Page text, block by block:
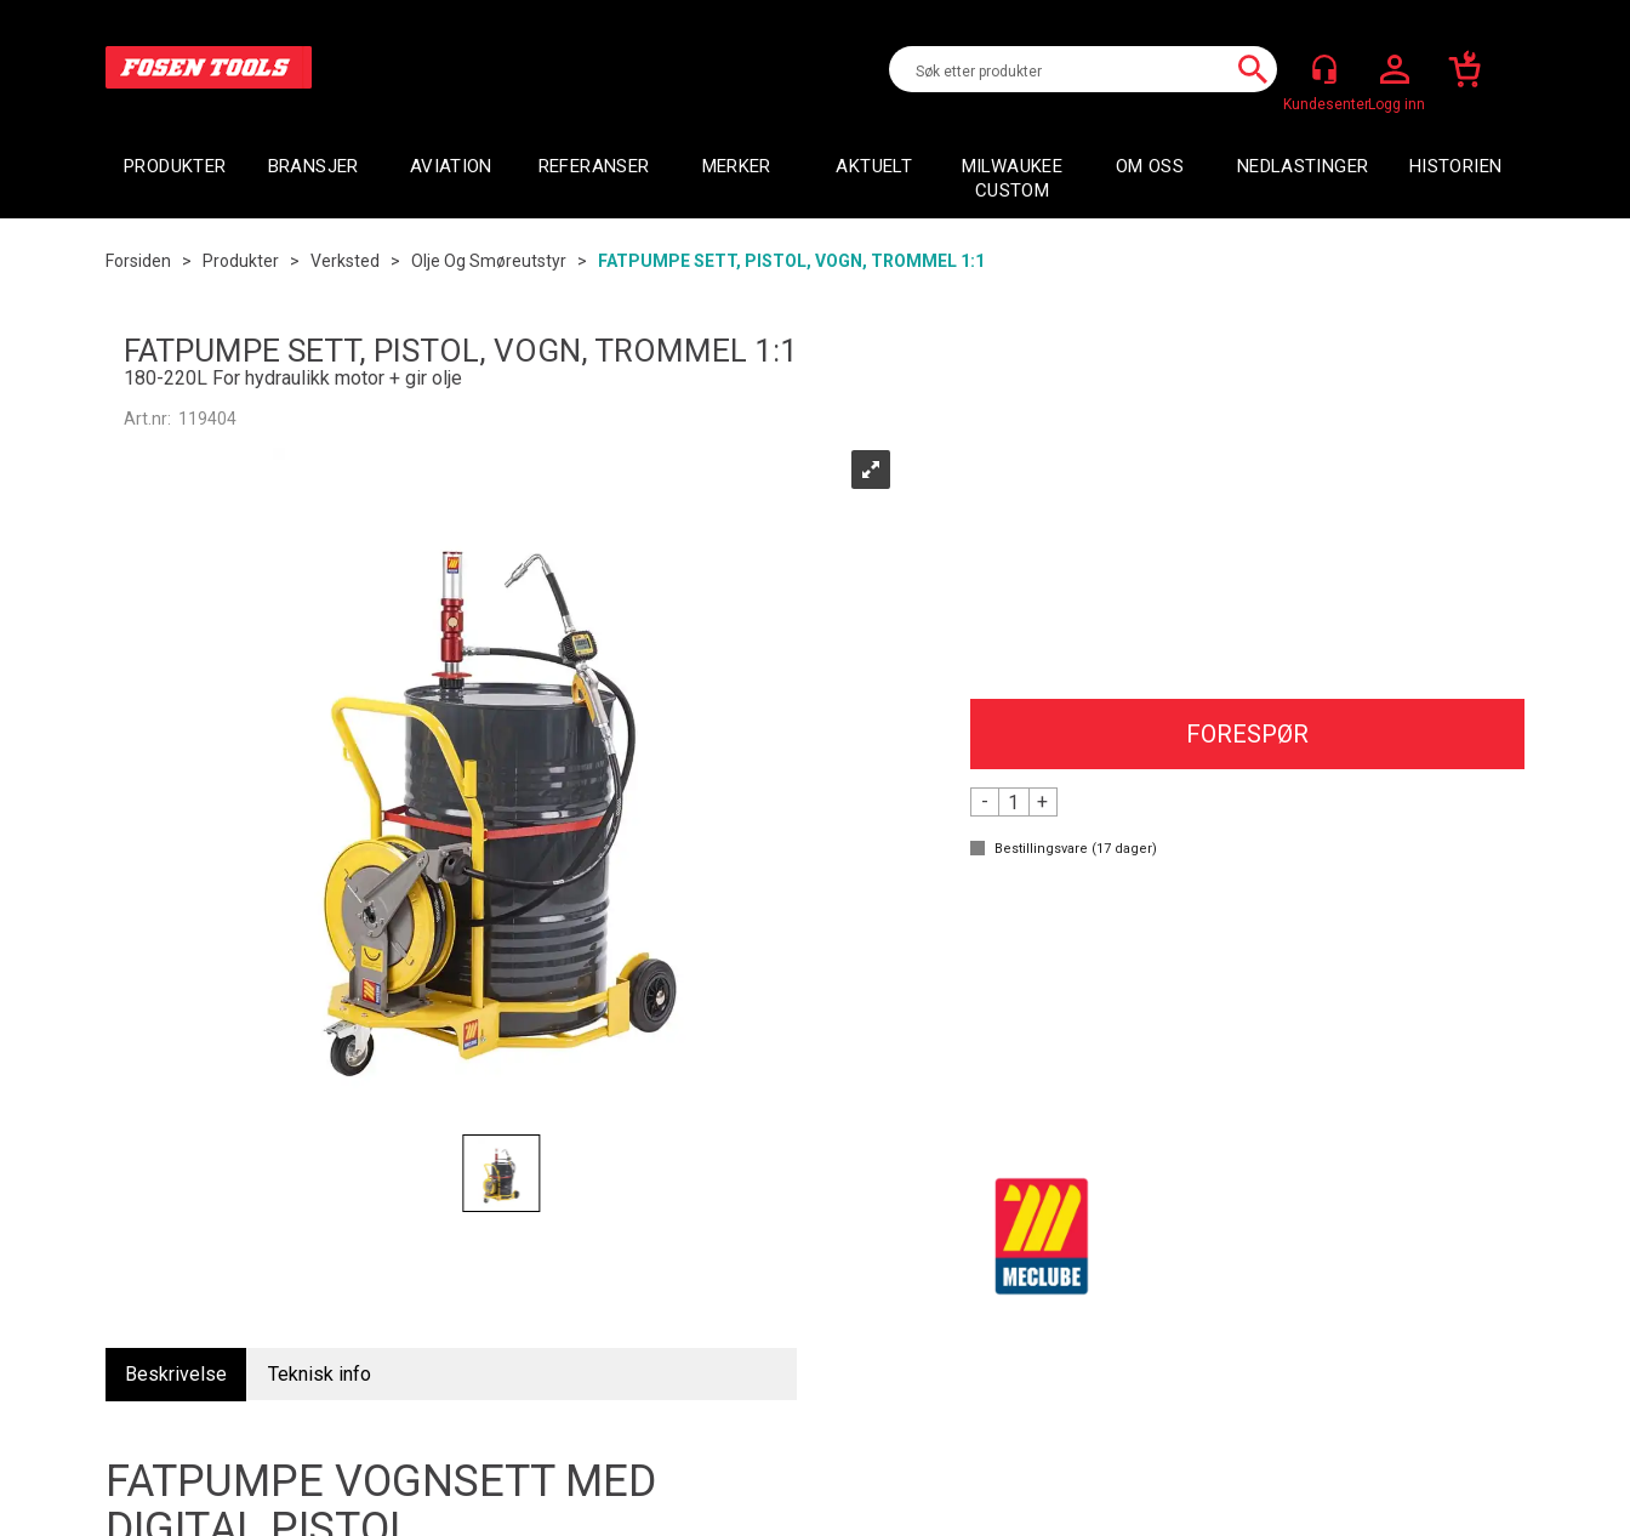
Logg inn
PRODUKTER BRANSJER AVIATION REFERANSER MERKER AKTUELT
MILWAUKEE
CUSTOM
OM OSS NEDLASTINGER HISTORIEN
Forsiden > Produkter > Verksted > Olje Og Smøreutstyr > FATPUMPE SETT, PISTOL, VOGN, TROMMEL 1:1
FATPUMPE SETT, PISTOL, VOGN, TROMMEL 1:1
180-220L For hydraulikk motor + gir olje
Art.nr: 119404
FORESPØR
- +
Bestillingsvare (17dager)
Beskrivelse Teknisk info
FATPUMPE VOGNSETT MED